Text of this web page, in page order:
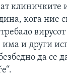
клиничките
кога ние
вирусот
и други
да се